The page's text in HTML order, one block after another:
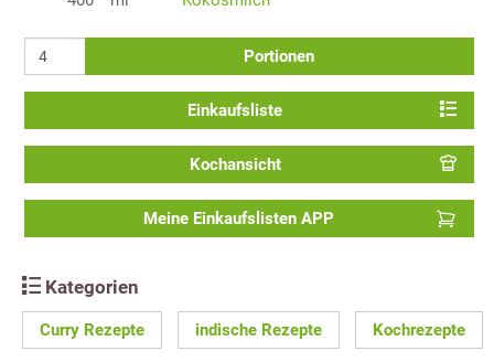
Portionen
Einkaufsliste
Kochansicht
Meine Einkaufslisten APP
Kategorien
Curry Rezepte indische Rezepte Kochrezepte